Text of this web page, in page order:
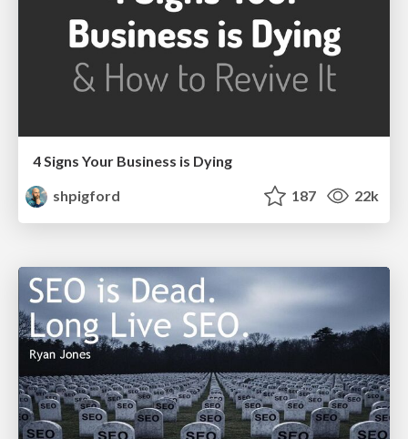
4 Signs Your Business is Dying
shpigford
187 22k